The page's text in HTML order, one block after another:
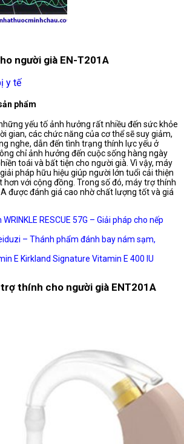
người già EN-T201A
y tế
phẩm
yếu tố ảnh hưởng rất nhiều đến sức khỏe
gian, các chức năng của cơ thể sẽ suy giảm,
nghe, dẫn đến tình trạng thính lực yếu ở
chỉ ảnh hưởng đến cuộc sống hàng ngày
toái và bất tiện cho người già. Vì vậy, máy
pháp hữu hiệu giúp người lớn tuổi cải thiện
với cộng đồng. Trong số đó, máy trợ thính
được đánh giá cao nhờ chất lượng tốt và giá
RESCUE 57G – Giải pháp cho nếp
– Thánh phẩm đánh bay nám sạm,
E Kirkland Signature Vitamin E 400 IU
thính cho người già ENT201A